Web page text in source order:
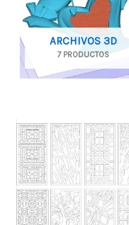
ARCHIVOS 3D
7 PRODUCTOS